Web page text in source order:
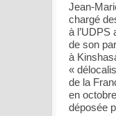
Jean-
chargé
à l’UDPS
de son
à
«
de la
en
déposée